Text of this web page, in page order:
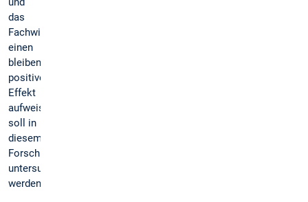
das
Fachwissen,
einen
bleiben
positiveren
Effekt
aufweist
soll in
diesem
Forschungsprojekt
untersucht
werden.